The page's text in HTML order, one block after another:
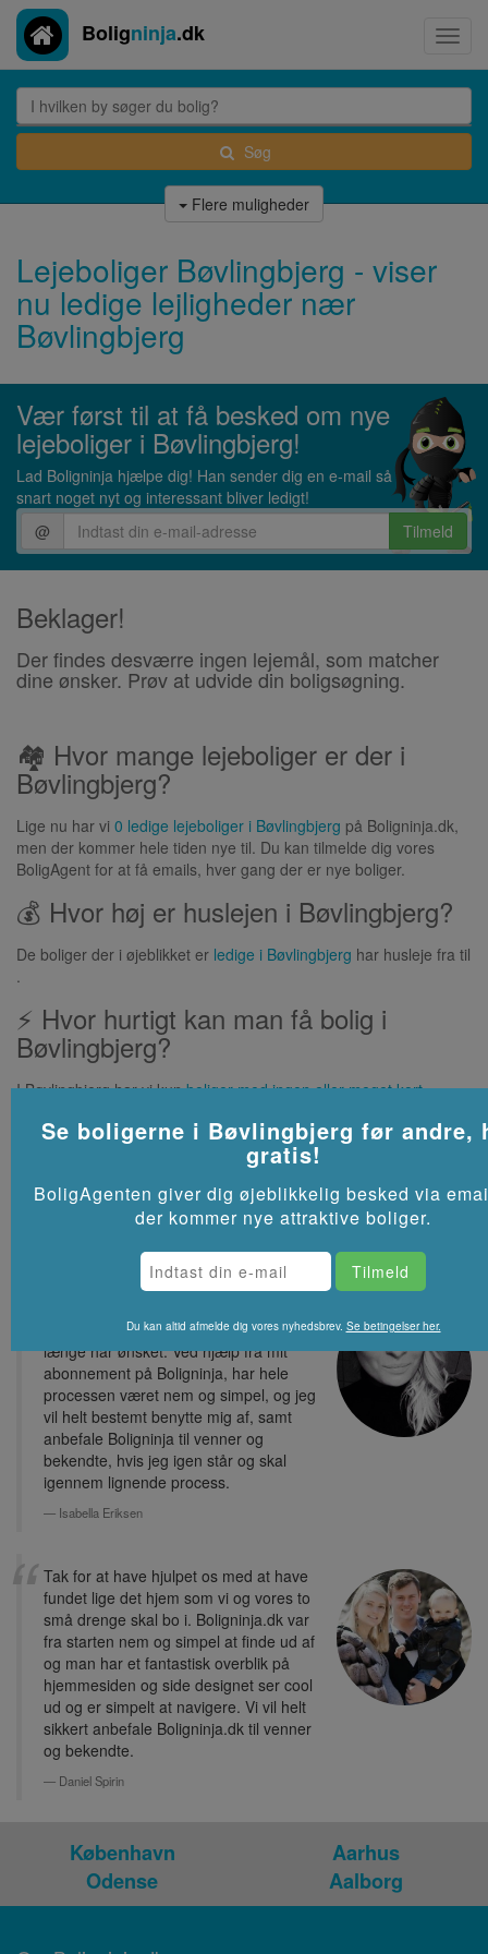
Boligninja.dk
Søg
Flere muligheder
Lejeboliger Bøvlingbjerg - viser
nu ledige lejligheder nær
Bøvlingbjerg
Vær først til at få besked om nye
lejeboliger i Bøvlingbjerg!
Lad Boligninja hjælpe dig! Han sender dig en e-mail så
snart noget nyt og interessant bliver ledigt!
@
Tilmeld
Beklager!
Der findes desværre ingen lejemål, som matcher
dine ønsker. Prøv at udvide din boligsøgning.
🏘 Hvor mange lejeboliger er der i
Bøvlingbjerg?
Lige nu har vi 0 ledige lejeboliger i Bøvlingbjerg på Boligninja.dk,
men der kommer hele tiden nye til. Du kan tilmelde dig vores
BoligAgent for at få emails, hver gang der er nye boliger.
💰 Hvor høj er huslejen i Bøvlingbjerg?
De boliger der i øjeblikket er ledige i Bøvlingbjerg har husleje fra til
.
⚡ Hvor hurtigt kan man få bolig i
Bøvlingbjerg?
I Bøvlingbjerg har vi kunboliger med ingen eller meget kort
kommende måneder.
på Akutbolig.dk
finde lige præcis den lejlighed som jeg
længe har ønsket. Ved hjælp fra mit
abonnement på Boligninja, har hele
processen været nem og simpel, og jeg
vil helt bestemt benytte mig af, samt
anbefale Boligninja til venner og
bekendte, hvis jeg igen står og skal
igennem lignende process.
Isabella Eriksen
Tak for at have hjulpet os med at have
fundet lige det hjem som vi og vores to
små drenge skal bo i. Boligninja.dk var
fra starten nem og simpel at finde ud af
og man har et fantastisk overblik på
hjemmesiden og side designet ser cool
ud og er simpelt at navigere. Vi vil helt
sikkert anbefale Boligninja.dk til venner
og bekendte.
Daniel Spirin
København
Aarhus
Odense
Aalborg
Se boligerne i Bøvlingbjerg før andre,
gratis!
BoligAgenten giver dig øjeblikkelig besked via
der kommer nye attraktive boliger.
Du kan altid afmelde dig vores nyhedsbrev. Se betingelser her.